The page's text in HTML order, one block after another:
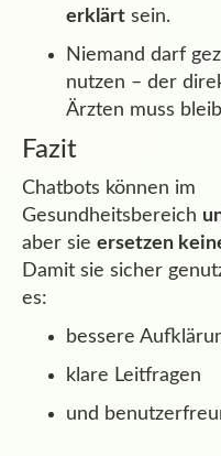
erklärt sein.
Niemand darf
nutzen – der
Ärzten muss
Fazit
Chatbots können im
Gesundheitsbereich
aber sie ersetzen
Damit sie sicher
es:
bessere
klare Leitfragen
und